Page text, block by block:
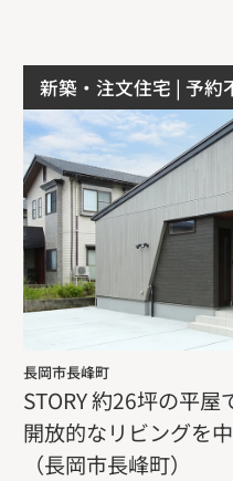
新築・注文住宅 | 予約
長岡市長峰町
STORY 約26坪の平屋
開放的なリビングを
（長岡市長峰町）